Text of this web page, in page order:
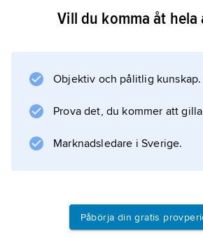
Solvarbo, som är beläget vid
Vill du komma åt hela
Objektiv och pålitlig kunskap.
Prova det, du kommer att
Marknadsledare i Sverige.
Påbörja din gratis